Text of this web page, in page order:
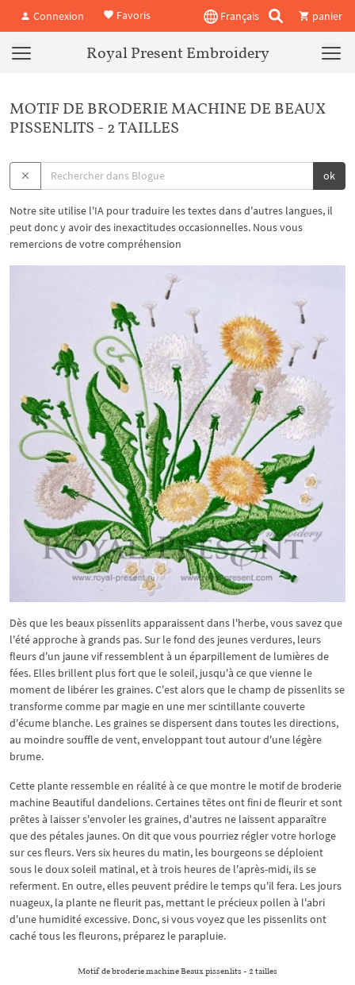
Connexion Favoris Français panier
Royal Present Embroidery
MOTIF DE BRODERIE MACHINE DE BEAUX
PISSENLITS - 2 TAILLES
ok
Notre site utilise l'IA pour traduire les textes dans d'autres langues, il
peut donc y avoir des inexactitudes occasionnelles. Nous vous
remercions de votre compréhension
Dès que les beaux pissenlits apparaissent dans l'herbe, vous savez que
l'été approche à grands pas. Sur le fond des jeunes verdures, leurs
fleurs d'un jaune vif ressemblent à un éparpillement de lumières de
fées. Elles brillent plus fort que le soleil, jusqu'à ce que vienne le
moment de libérer les graines. C'est alors que le champ de pissenlits se
transforme comme par magie en une mer scintillante couverte
d'écume blanche. Les graines se dispersent dans toutes les directions,
au moindre souffle de vent, enveloppant tout autour d'une légère
brume.
Cette plante ressemble en réalité à ce que montre le motif de broderie
machine Beautiful dandelions. Certaines têtes ont fini de fleurir et sont
prêtes à laisser s'envoler les graines, d'autres ne laissent apparaître
que des pétales jaunes. On dit que vous pourriez régler votre horloge
sur ces fleurs. Vers six heures du matin, les bourgeons se déploient
sous le doux soleil matinal, et à trois heures de l'après-midi, ils se
referment. En outre, elles peuvent prédire le temps qu'il fera. Les jours
nuageux, la plante ne fleurit pas, mettant le précieux pollen à l'abri
d'une humidité excessive. Donc, si vous voyez que les pissenlits ont
caché tous les fleurons, préparez le parapluie.
Motif de broderie machine Beaux pissenlits - 2 tailles